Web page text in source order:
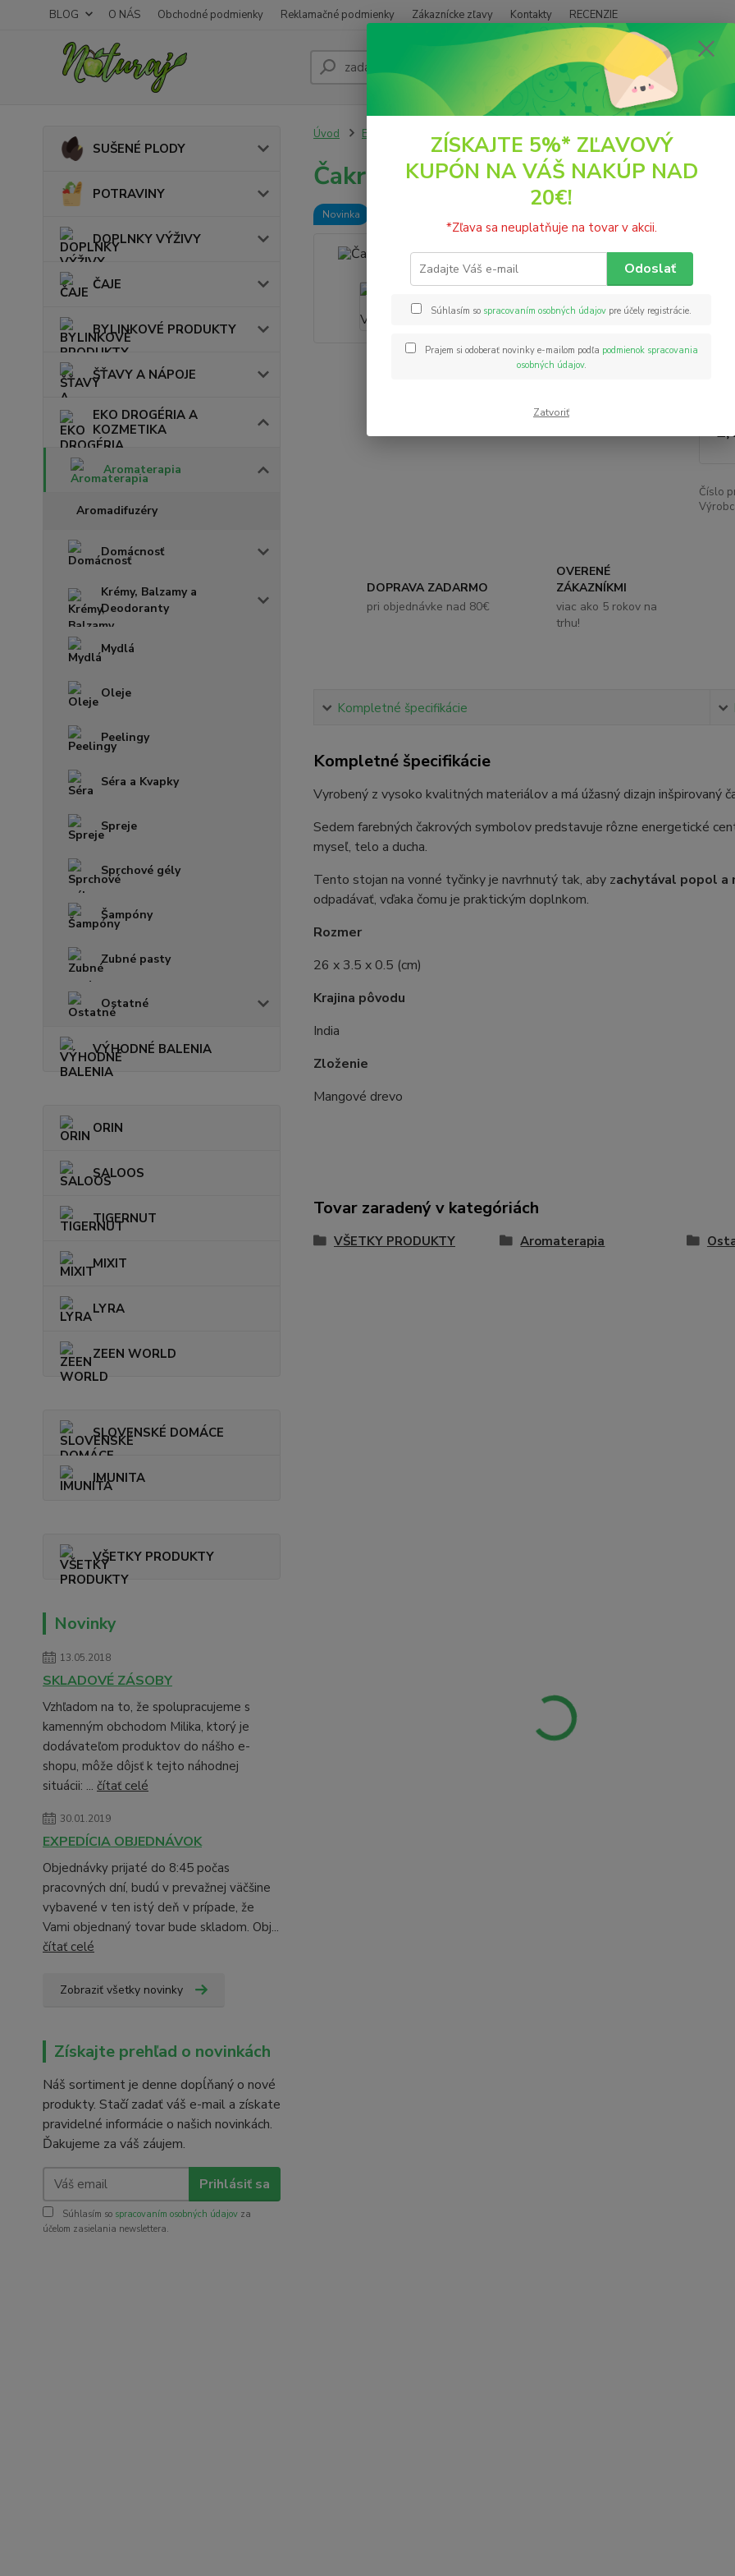
BLOG O NÁS Obchodné podmienky Reklamačné podmienky Zákaznícke zľavy Kontakty RECENZIE
Hľadať
(PO
SUŠENÉ PLODY
POTRAVINY
DOPLNKY VÝŽIVY
ČAJE
BYLINKOVÉ PRODUKTY
ŠŤAVY A NÁPOJE
EKO DROGÉRIA A
KOZMETIKA
Aromaterapia
Aromadifuzéry
Domácnosť
Krémy, Balzamy a
Deodoranty
Mydlá
Oleje
Peelingy
Séra a Kvapky
Spreje
Sprchové gély
Šampóny
Zubné pasty
Ostatné
VÝHODNÉ BALENIA
ORIN
SALOOS
TIGERNUT
MIXIT
LYRA
ZEEN WORLD
SLOVENSKÉ DOMÁCE
IMUNITA
VŠETKY PRODUKTY
Novinky
13.05.2018
SKLADOVÉ ZÁSOBY
Vzhľadom na to, že spolupracujeme s
kamenným obchodom Milika, ktorý je
dodávateľom produktov do nášho e-
shopu, môže dôjsť k tejto náhodnej
situácii: ... čítať celé
30.01.2019
EXPEDÍCIA OBJEDNÁVOK
Objednávky prijaté do 8:45 počas
pracovných dní, budú v prevažnej väčšine
vybavené v ten istý deň v prípade, že
Vami objednaný tovar bude skladom. Obj...
čítať celé
Zobraziť všetky novinky
Získajte prehľad o novinkách
Náš sortiment je denne dopĺňaný o nové
produkty. Stačí zadať váš e-mail a získate
pravidelné informácie o našich novinkách.
Ďakujeme za váš záujem.
Prihlásiť sa
Súhlasím so spracovaním osobných údajov za
účelom zasielania newslettera.
Úvod EKO DROGÉRIA A KOZMETIKA Aromaterapia Čakrový Stojan na
Čakrový Stojan na Vonné Tyčinky -
Novinka
Číslo
DOPRAVA ZADARMO
pri objednávke nad 80€
OVERENÉ
ZÁKAZNÍKMI
viac ako 5 rokov na
trhu!
Kompletné špecifikácie
Kompletné špecifikácie
Vyrobený z vysoko kvalitných materiálov a má úžasný dizajn inšpirovaný
Sedem farebných čakrových symbolov predstavuje rôzne energetické
myseľ, telo a ducha.
Tento stojan na vonné tyčinky je navrhnutý tak, aby zachytával popol a
odpadávať, vďaka čomu je praktickým doplnkom.
Rozmer
26 x 3.5 x 0.5 (cm)
Krajina pôvodu
India
Zloženie
Mangové drevo
Tovar zaradený v kategóriách
VŠETKY PRODUKTY Aromaterapia
ZÍSKAJTE 5%* ZĽAVOVÝ
KUPÓN NA VÁŠ NAKÚP NAD
20€!
*Zľava sa neuplatňuje na tovar v akcii.
Odoslať
Súhlasím so spracovaním osobných údajov pre účely registrácie.
Prajem si odoberať novinky e-mailom podľa podmienok spracovania
osobných údajov.
Zatvoriť